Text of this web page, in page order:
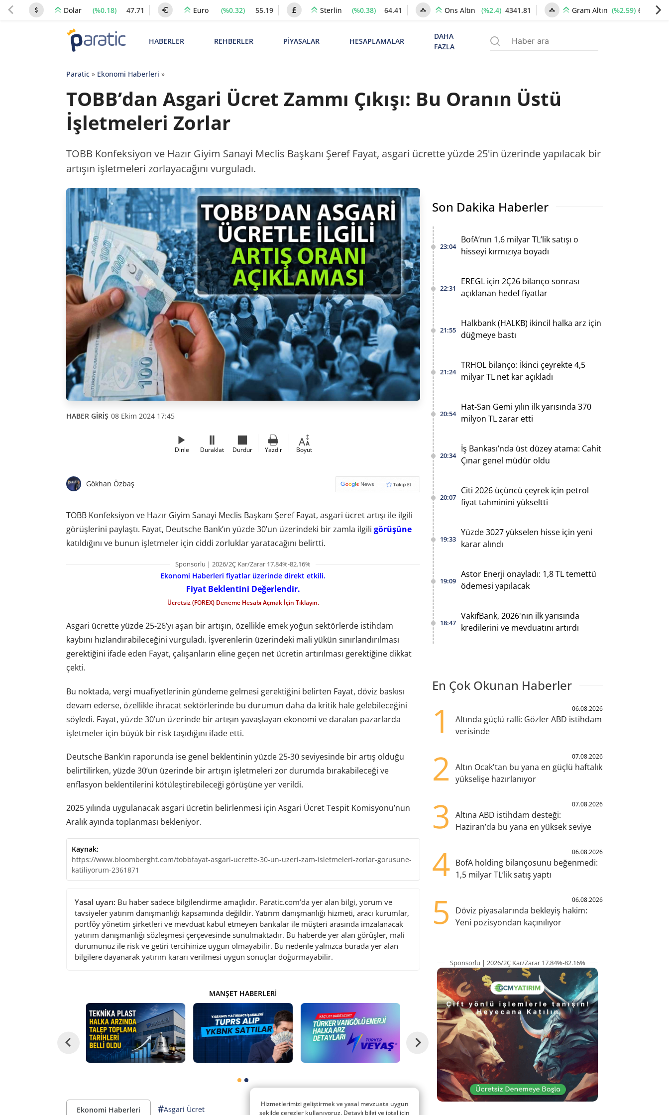
Dolar (%0.18) 47.71 Euro (%0.32) 55.19 Sterlin (%0.38) 64.41 Ons Altın (%2.4) 4341.81 Gram Altın (%2.59) 6660.55
HABERLER REHBERLER PİYASALAR HESAPLAMALAR
DAHA
FAZLA
Paratic» Ekonomi Haberleri »
TOBB’dan Asgari Ücret Zammı Çıkışı: Bu Oranın Üstü
İşletmeleri Zorlar
TOBB Konfeksiyon ve Hazır Giyim Sanayi Meclis Başkanı Şeref Fayat, asgari ücrette yüzde 25'in üzerinde yapılacak bir
artışın işletmeleri zorlayacağını vurguladı.
HABER GİRİŞ 08 Ekim 2024 17:45
Dinle Duraklat Durdur Yazdır Boyut
Gökhan Özbaş
TOBB Konfeksiyon ve Hazır Giyim Sanayi Meclis Başkanı Şeref Fayat, asgari ücret artışı ile ilgili
görüşlerini paylaştı. Fayat, Deutsche Bank’ın yüzde 30’un üzerindeki bir zamla ilgili görüşüne
katıldığını ve bunun işletmeler için ciddi zorluklar yaratacağını belirtti.
Sponsorlu | 2026/2Ç Kar/Zarar 17.84%-82.16%
Ekonomi Haberleri fiyatlar üzerinde direkt etkili.
Fiyat Beklentini Değerlendir.
Ücretsiz (FOREX) Deneme Hesabı Açmak İçin Tıklayın.
Asgari ücrette yüzde 25-26’yı aşan bir artışın, özellikle emek yoğun sektörlerde istihdam
kaybını hızlandırabileceğini vurguladı. İşverenlerin üzerindeki mali yükün sınırlandırılması
gerektiğini ifade eden Fayat, çalışanların eline geçen net ücretin artırılması gerektiğine dikkat
çekti.
Bu noktada, vergi muafiyetlerinin gündeme gelmesi gerektiğini belirten Fayat, döviz baskısı
devam ederse, özellikle ihracat sektörlerinde bu durumun daha da kritik hale gelebileceğini
söyledi. Fayat, yüzde 30’un üzerinde bir artışın yavaşlayan ekonomi ve daralan pazarlarda
işletmeler için büyük bir risk taşıdığını ifade etti.
Deutsche Bank’ın raporunda ise genel beklentinin yüzde 25-30 seviyesinde bir artış olduğu
belirtilirken, yüzde 30’un üzerinde bir artışın işletmeleri zor durumda bırakabileceği ve
enflasyon beklentilerini kötüleştirebileceği görüşüne yer verildi.
2025 yılında uygulanacak asgari ücretin belirlenmesi için Asgari Ücret Tespit Komisyonu’nun
Aralık ayında toplanması bekleniyor.
Kaynak:
https://www.bloomberght.com/tobbfayat-asgari-ucrette-30-un-uzeri-zam-isletmeleri-zorlar-gorusune-
katiliyorum-2361871
Yasal uyarı: Bu haber sadece bilgilendirme amaçlıdır. Paratic.com’da yer alan bilgi, yorum ve
tavsiyeler yatırım danışmanlığı kapsamında değildir. Yatırım danışmanlığı hizmeti, aracı kurumlar,
portföy yönetim şirketleri ve mevduat kabul etmeyen bankalar ile müşteri arasında imzalanacak
yatırım danışmanlığı sözleşmesi çerçevesinde sunulmaktadır. Bu haberde yer alan görüşler, mali
durumunuz ile risk ve getiri tercihinize uygun olmayabilir. Bu nedenle yalnızca burada yer alan
bilgilere dayanarak yatırım kararı verilmesi uygun sonuçlar doğurmayabilir.
MANŞET HABERLERI
Ekonomi Haberleri #Asgari Ücret
Son Dakika Haberler
23:04
BofA’nın 1,6 milyar TL’lik satışı o
hisseyi kırmızıya boyadı
22:31
EREGL için 2Ç26 bilanço sonrası
açıklanan hedef fiyatlar
21:55
Halkbank (HALKB) ikincil halka arz için
düğmeye bastı
21:24
TRHOL bilanço: İkinci çeyrekte 4,5
milyar TL net kar açıkladı
20:54
Hat-San Gemi yılın ilk yarısında 370
milyon TL zarar etti
20:34
İş Bankası’nda üst düzey atama: Cahit
Çınar genel müdür oldu
20:07
Citi 2026 üçüncü çeyrek için petrol
fiyat tahminini yükseltti
19:33
Yüzde 3027 yükselen hisse için yeni
karar alındı
19:09
Astor Enerji onayladı: 1,8 TL temettü
ödemesi yapılacak
18:47
VakıfBank, 2026'nın ilk yarısında
kredilerini ve mevduatını artırdı
En Çok Okunan Haberler
1 06.08.2026
Altında güçlü ralli: Gözler ABD istihdam
verisinde
2 07.08.2026
Altın Ocak'tan bu yana en güçlü haftalık
yükselişe hazırlanıyor
3 07.08.2026
Altına ABD istihdam desteği:
Haziran’da bu yana en yüksek seviye
4 06.08.2026
BofA holding bilançosunu beğenmedi:
1,5 milyar TL’lik satış yaptı
5 06.08.2026
Döviz piyasalarında bekleyiş hakim:
Yeni pozisyondan kaçınılıyor
Sponsorlu | 2026/2Ç Kar/Zarar 17.84%-82.16%
Hizmetlerimizi geliştirmek ve yasal mevzuata uygun
şekilde çerezler kullanıyoruz. Detaylı bilgi ve iptal için